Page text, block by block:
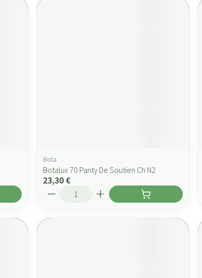
Bota
Botalux 70 Panty De Soutien Ch N2
23,30 €